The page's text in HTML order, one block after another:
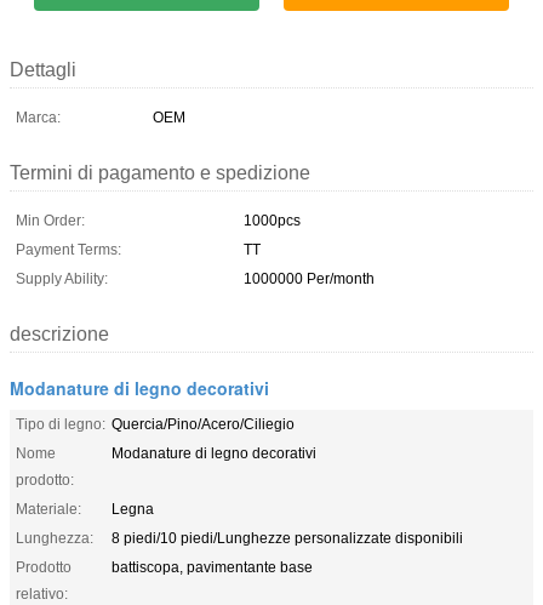
Dettagli
Marca: OEM
Termini di pagamento e spedizione
Min Order:
1000pcs
Payment Terms:
TT
Supply Ability:
1000000 Per/month
descrizione
Modanature di legno decorativi
Tipo di legno: Quercia/Pino/Acero/Ciliegio
Nome
prodotto:
Modanature di legno decorativi
Materiale:
Legna
Lunghezza:
8 piedi/10 piedi/Lunghezze personalizzate disponibili
Prodotto
relativo:
battiscopa, pavimentante base